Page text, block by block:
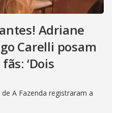
Adriane
Carelli posam
‘Dois
A Fazenda registraram a